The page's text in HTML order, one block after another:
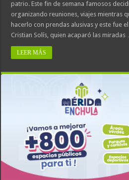
patrio. Este fin de semana famosos
organizando reuniones, viajes mientras
hacerlo con prendas alusivas y este fue
Cristian Solís, quien acaparó las miradas
LEER MÁS